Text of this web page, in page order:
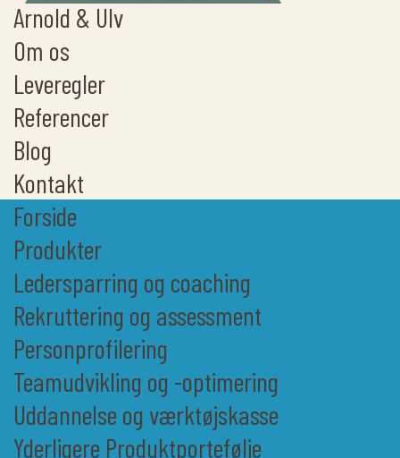
Arnold & Ulv
Om os
Leveregler
Referencer
Blog
Kontakt
Forside
Produkter
Ledersparring og coaching
Rekruttering og assessment
Personprofilering
Teamudvikling og -optimering
Uddannelse og værktøjskasse
Yderligere Produktportefølje